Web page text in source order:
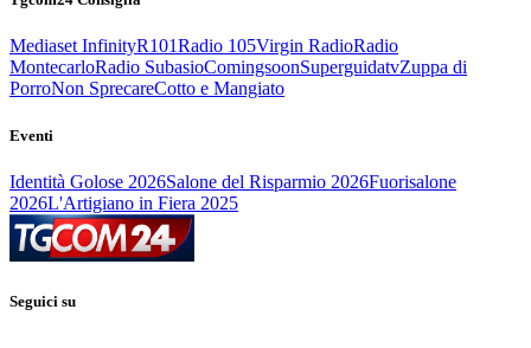
Mediaset InfinityR101Radio 105Virgin RadioRadio
MontecarloRadio SubasioComingsoonSuperguidatvZuppa di
PorroNon SprecareCotto e Mangiato
Eventi
Identità Golose 2026Salone del Risparmio 2026Fuorisalone
2026L'Artigiano in Fiera 2025
Seguici su